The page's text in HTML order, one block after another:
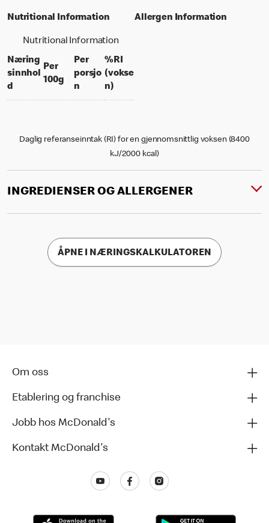
Nutritional Information
Nutritional Information
Næring
sinnhol
d
Per
100gper 100 grams
Per
porsjo
nper portion
%RI
(vokse
n)% daily value for an adult
Allergen Information
Daglig referanseinntak (RI) for en gjennomsnittlig voksen (8400
kJ/2000 kcal)
INGREDIENSER OG ALLERGENER
ÅPNE I NÆRINGSKALKULATOREN
Om oss
Etablering og franchise
Jobb hos McDonald's
Kontakt McDonald's